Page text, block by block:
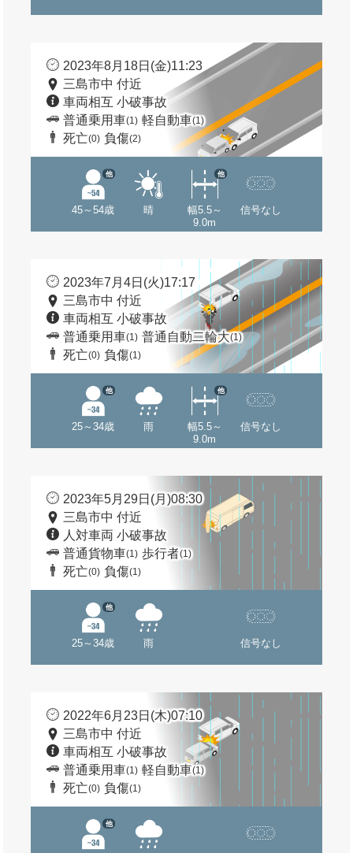
2023年8月18日(金)11:23
三島市中 付近
車両相互 小破事故
普通乗用車(1) 軽自動車(1)
死亡(0) 負傷(2)
45～54歳
他
晴
幅5.5～
9.0m
他
信号なし
2023年7月4日(火)17:17
三島市中 付近
車両相互 小破事故
普通乗用車(1) 普通自動二輪大(1)
死亡(0) 負傷(1)
25～34歳
他
雨
幅5.5～
9.0m
他
信号なし
2023年5月29日(月)08:30
三島市中 付近
人対車両 小破事故
普通貨物車(1) 歩行者(1)
死亡(0) 負傷(1)
25～34歳
他
雨 信号なし
2022年6月23日(木)07:10
三島市中 付近
車両相互 小破事故
普通乗用車(1) 軽自動車(1)
死亡(0) 負傷(1)
他